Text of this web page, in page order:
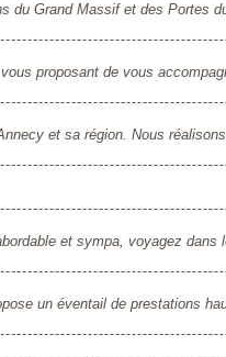
du Grand Massif et des Portes
proposant de vous
et sa région. Nous
et sympa, voyagez
un éventail de prestations